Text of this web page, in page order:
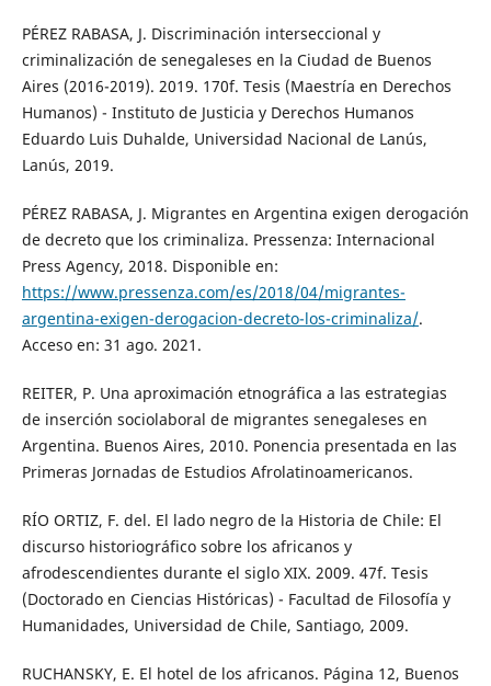
PÉREZ RABASA, J. Discriminación interseccional y
criminalización de senegaleses en la Ciudad de Buenos
Aires (2016-2019). 2019. 170f. Tesis (Maestría en Derechos
Humanos) - Instituto de Justicia y Derechos Humanos
Eduardo Luis Duhalde, Universidad Nacional de Lanús,
Lanús, 2019.
PÉREZ RABASA, J. Migrantes en Argentina exigen derogación
de decreto que los criminaliza. Pressenza: Internacional
Press Agency, 2018. Disponible en:
https://www.pressenza.com/es/2018/04/migrantes-
argentina-exigen-derogacion-decreto-los-criminaliza/.
Acceso en: 31 ago. 2021.
REITER, P. Una aproximación etnográfica a las estrategias
de inserción sociolaboral de migrantes senegaleses en
Argentina. Buenos Aires, 2010. Ponencia presentada en las
Primeras Jornadas de Estudios Afrolatinoamericanos.
RÍO ORTIZ, F. del. El lado negro de la Historia de Chile: El
discurso historiográfico sobre los africanos y
afrodescendientes durante el siglo XIX. 2009. 47f. Tesis
(Doctorado en Ciencias Históricas) - Facultad de Filosofía y
Humanidades, Universidad de Chile, Santiago, 2009.
RUCHANSKY, E. El hotel de los africanos. Página 12, Buenos